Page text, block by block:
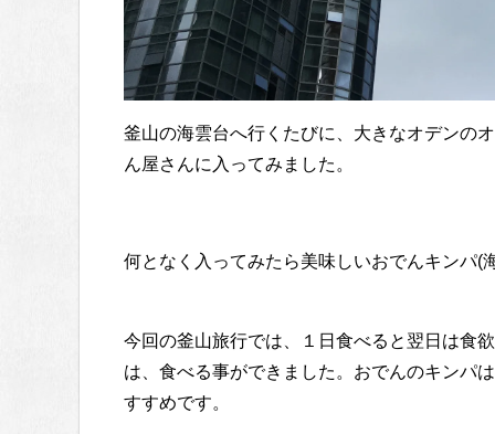
釜山の海雲台へ行くたびに、大きなオデンの
ん屋さんに入ってみました。
何となく入ってみたら美味しいおでんキンパ(
今回の釜山旅行では、１日食べると翌日は食
は、食べる事ができました。おでんのキンパ
すすめです。